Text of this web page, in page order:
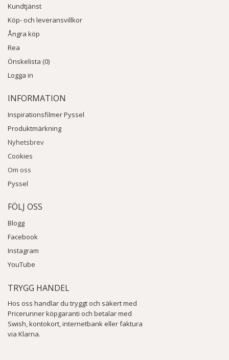
Kundtjänst
Köp- och leveransvillkor
Ångra köp
Rea
Önskelista (0)
Logga in
INFORMATION
Inspirationsfilmer Pyssel
Produktmärkning
Nyhetsbrev
Cookies
Om oss
Pyssel
FÖLJ OSS
Blogg
Facebook
Instagram
YouTube
TRYGG HANDEL
Hos oss handlar du tryggt och säkert med
Pricerunner köpgaranti och betalar med
Swish, kontokort, internetbank eller faktura
via Klarna.